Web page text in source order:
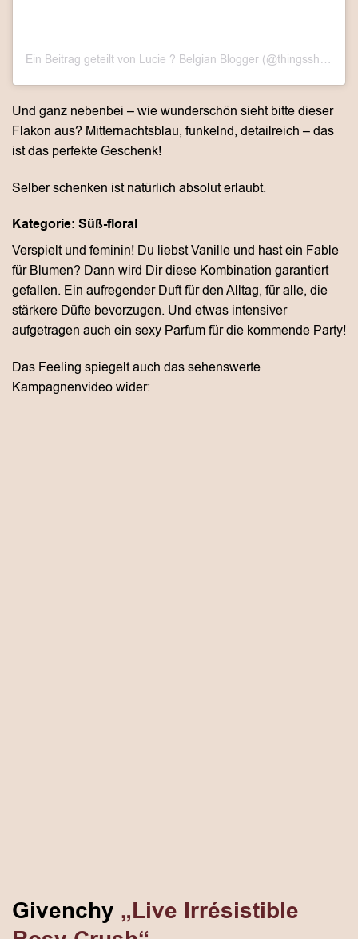
Ein Beitrag geteilt von Lucie ? Belgian Blogger (@thingsshesays_)
Und ganz nebenbei – wie wunderschön sieht bitte dieser
Flakon aus? Mitternachtsblau, funkelnd, detailreich – das
ist das perfekte Geschenk!
Selber schenken ist natürlich absolut erlaubt.
Kategorie: Süß-floral
Verspielt und feminin! Du liebst Vanille und hast ein Fable
für Blumen? Dann wird Dir diese Kombination garantiert
gefallen. Ein aufregender Duft für den Alltag, für alle, die
stärkere Düfte bevorzugen. Und etwas intensiver
aufgetragen auch ein sexy Parfum für die kommende Party!
Das Feeling spiegelt auch das sehenswerte
Kampagnenvideo wider:
Givenchy „Live Irrésistible